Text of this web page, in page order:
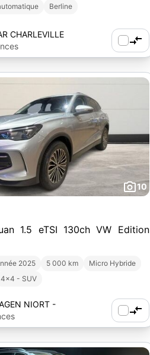
Berline
CHARLEVILLE
10
1.5 eTSI 130ch VW Edition
2025 5 000 km
Micro Hybride
4x4 - SUV
NIORT -